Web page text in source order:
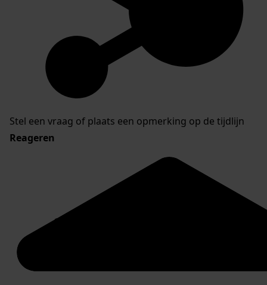
Stel een vraag of plaats een opmerking op de tijdlijn
Reageren